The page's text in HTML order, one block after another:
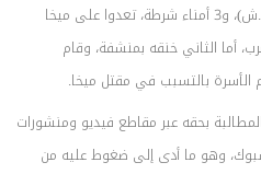
◾ أوضح الشهود أن ضابطان (م.س وم.ش)، و3 أمناء شرطة، تعدوا على ميخا
أما الثاني خنقه بمنشفة، وقام
بحقه عبر مقاطع فيديو ومنشورات
وهو ما أدى إلى ضغوط عليه من